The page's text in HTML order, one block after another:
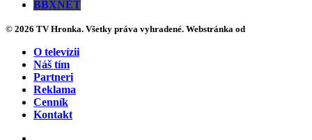
BBXNET
© 2026 TV Hronka. Všetky práva vyhradené. Webstránka od
O televízii
Náš tím
Partneri
Reklama
Cenník
Kontakt